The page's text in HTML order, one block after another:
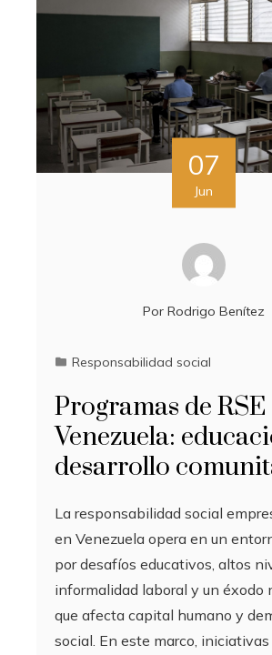
07
Jun
Por Rodrigo Benítez
Responsabilidad social
Programas de RSE
Venezuela:
desarrollo
La responsabilidad social
en Venezuela opera en un
por desafíos educativos, altos
informalidad laboral y un éxodo
que afecta capital humano y
social. En este marco,